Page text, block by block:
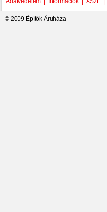
Adatvédelem Információk ÁSzF
© 2009 Építők Áruháza